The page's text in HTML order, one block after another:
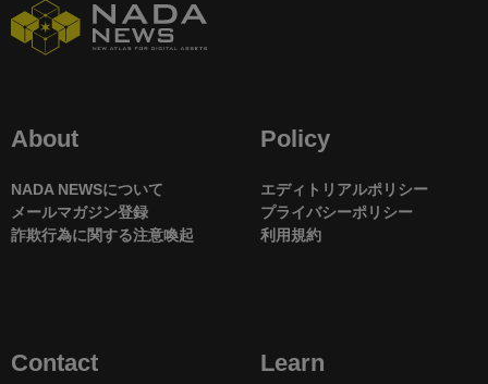
About
NADA NEWSについて
メールマガジン登録
詐欺行為に関する注意喚起
Policy
エディトリアルポリシー
プライバシーポリシー
利用規約
Contact Learn